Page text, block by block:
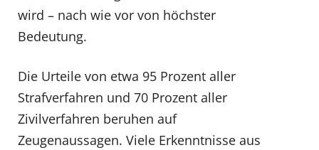
wird – nach wie vor von höchster
Bedeutung.
Die Urteile von etwa 95 Prozent aller
Strafverfahren und 70 Prozent aller
Zivilverfahren beruhen auf
Zeugenaussagen. Viele Erkenntnisse aus